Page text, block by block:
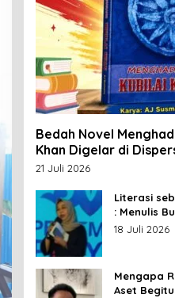
Bedah Novel
Khan Digelar di
Publik Menyelami
21 Juli 2026
Literasi
: Menulis
Identitas
18 Juli 2026
Mengapa
Aset